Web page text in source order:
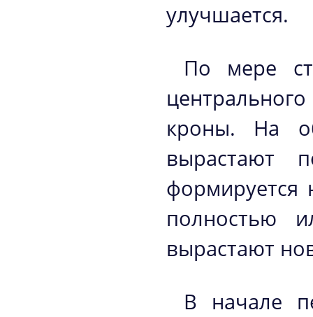
улучшается.
По мере
кроны. На
вырастают
формируется
полностью
вырастают
В начале